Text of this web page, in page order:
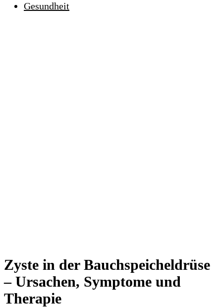
Gesundheit
Zyste in der Bauchspeicheldrüse
– Ursachen, Symptome und
Therapie